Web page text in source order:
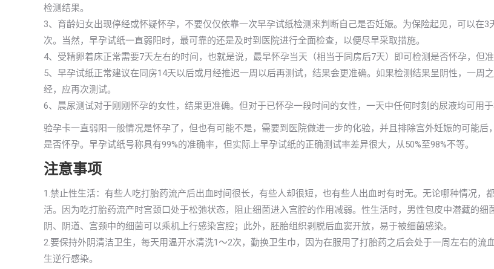
检测结果。
3、育龄妇女出现停经或怀疑怀孕，不要仅仅依靠一次早孕试纸检测来判断自己是否妊娠。为保险起见，可以在3
次。当然，早孕试纸一直弱阳时，最可靠的还是及时到医院进行全面检查，以便尽早采取措施。
4、受精卵着床正常需要7天左右的时间，也就是说，最早怀孕当天（相当于同房后7天）即可检测是否怀孕，但准
5、早孕试纸正常建议在同房14天以后或月经推迟一周以后再测试，结果会更准确。如果检测结果呈阴性，一周
经，应再次测试。
6、晨尿测试对于刚刚怀孕的女性，结果更准确。但对于已怀孕一段时间的女性，一天中任何时刻的尿液均可用于
验孕卡一直弱阳一般情况是怀孕了，但也有可能不是，需要到医院做进一步的化验，并且排除宫外妊娠的可能后
是否怀孕。早孕试纸号称具有99%的准确率，但实际上早孕试纸的正确测试率差异很大，从50%至98%不等。
注意事项
1.禁止性生活：有些人吃打胎药流产后出血时间很长，有些人却很短，也有些人出血时有时无。无论哪种情况，
活。因为吃打胎药流产时宫颈口处于松弛状态，阻止细菌进入宫腔的作用减弱。性生活时，男性包皮中潜藏的细
阴、阴道、宫颈中的细菌可以乘机上行感染宫腔；此外，胚胎组织剥脱后血窦开放，易于被细菌感染。
2.要保持外阴清洁卫生，每天用温开水清洗1～2次，勤换卫生巾，因为在服用了打胎药之后会处于一周左右的流
生逆行感染。